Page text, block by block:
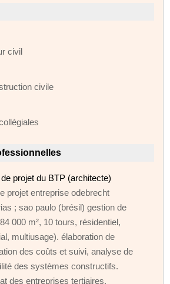
civil
civile
projet du BTP (architecte)
projet entreprise odebrecht
; sao paulo (brésil) gestion de
000 m², 10 tours, résidentiel,
multiusage). élaboration de
des coûts et suivi, analyse de
des systèmes constructifs.
des entreprises tertiaires,